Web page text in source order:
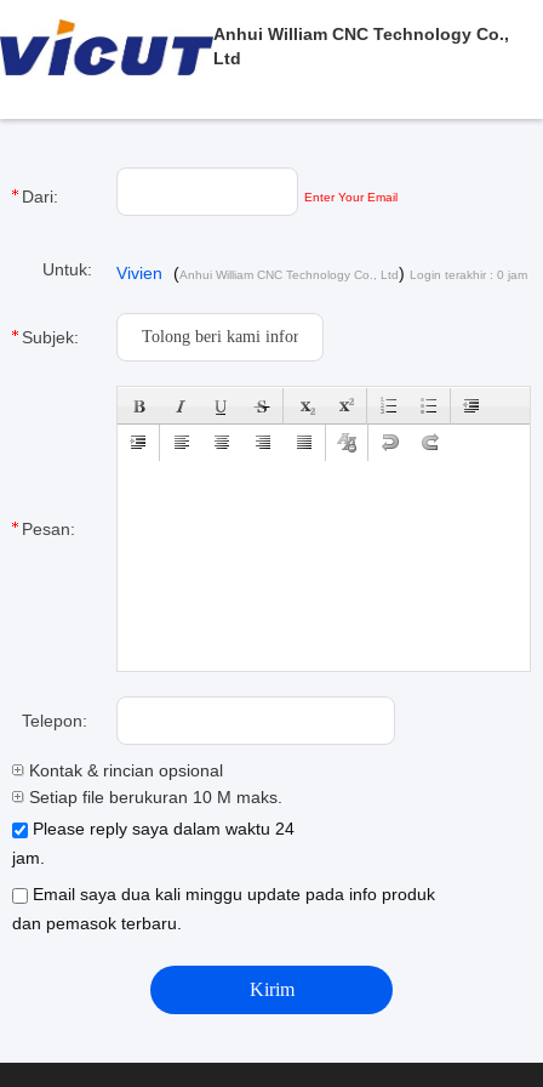
Anhui William CNC Technology Co.,
Ltd
Dari: Enter Your Email
Untuk: Vivien (Anhui William CNC Technology Co., Ltd) Login terakhir : 0 jam
22 minuts lalu
Subjek:
Pesan:
Telepon:
Kontak & rincian opsional
Setiap file berukuran 10 M maks.
Please reply saya dalam waktu 24
jam.
Email saya dua kali minggu update pada info produk
dan pemasok terbaru.